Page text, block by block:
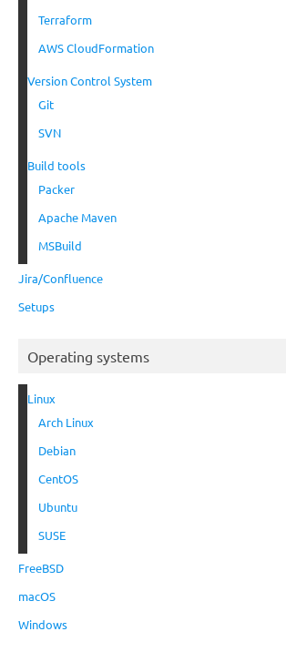
Terraform
AWS CloudFormation
Version Control System
Git
SVN
Build tools
Packer
Apache Maven
MSBuild
Jira/Confluence
Setups
Operating systems
Linux
Arch Linux
Debian
CentOS
Ubuntu
SUSE
FreeBSD
macOS
Windows